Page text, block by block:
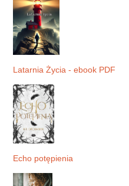
Latarnia Życia - ebook PDF
Echo potępienia